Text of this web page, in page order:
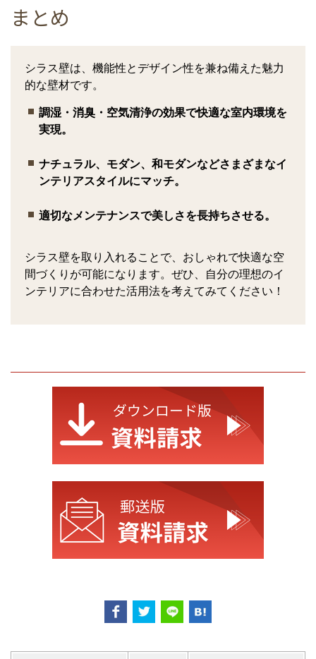
まとめ
シラス壁は、機能性とデザイン性を兼ね備えた魅力
的な壁材です。
調湿・消臭・空気清浄の効果で快適な室内環境を
実現。
ナチュラル、モダン、和モダンなどさまざまなイ
ンテリアスタイルにマッチ。
適切なメンテナンスで美しさを長持ちさせる。
シラス壁を取り入れることで、おしゃれで快適な空
間づくりが可能になります。ぜひ、自分の理想のイ
ンテリアに合わせた活用法を考えてみてください！